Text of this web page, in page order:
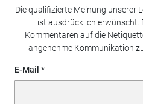
Die qualifizierte Meinung unserer
ist ausdrücklich erwünscht.
Kommentaren auf die
angenehme Kommunikation
E-Mail